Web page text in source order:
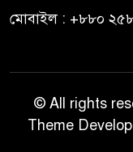
মোবাইল : +৮৮০
© All rights
Theme